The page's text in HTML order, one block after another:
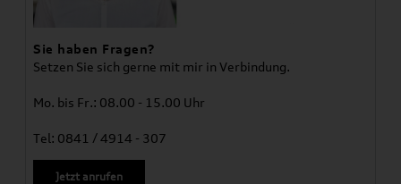
Sie haben Fragen?
Setzen Sie sich gerne mit mir in Verbindung.
Mo. bis Fr.: 08.00 - 15.00 Uhr
Tel: 0841 / 4914 - 307
Jetzt anrufen